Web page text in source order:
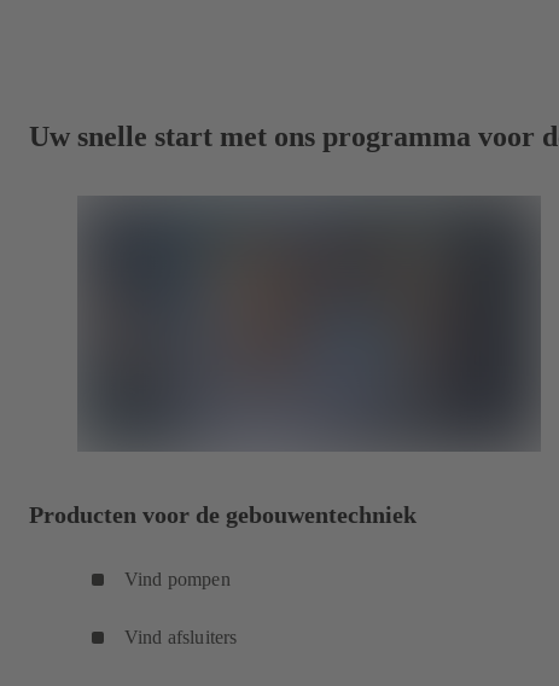
Uw snelle start met ons programma voor
Producten voor de gebouwentechniek
Vind pompen
Vind afsluiters